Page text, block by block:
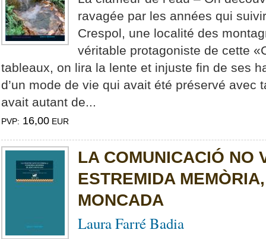
ravagée par les années qui
Crespol, une localité des
véritable protagoniste de cette
tableaux, on lira la lente et injuste fin de ses
d’un mode de vie qui avait été préservé avec
avait autant de...
PVP: 16,00 EUR
LA COMUNICACIÓ NO
ESTREMIDA
MONCADA
Laura Farré Badia